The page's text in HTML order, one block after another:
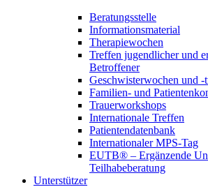
Beratungsstelle
Informationsmaterial
Therapiewochen
Treffen jugendlicher und
Betroffener
Geschwisterwochen und -
Familien- und
Trauerworkshops
Internationale Treffen
Patientendatenbank
Internationaler MPS-Tag
EUTB® – Ergänzende
Teilhabeberatung
Unterstützer